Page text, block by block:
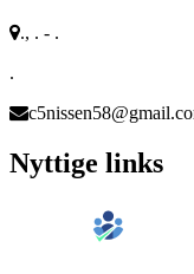
., . - .
.
Nyttige links